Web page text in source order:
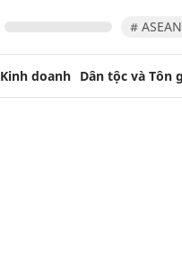
#
Kinh doanh Dân tộc và Tôn